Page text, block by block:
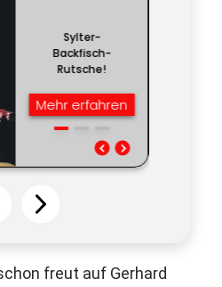
freut auf Gerhard